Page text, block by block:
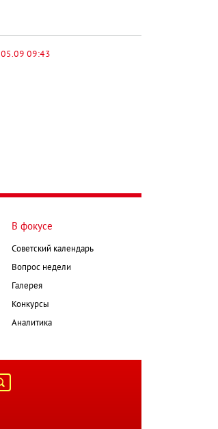
05.09 09:43
В фокусе
Советский календарь
Вопрос недели
Галерея
Конкурсы
Аналитика